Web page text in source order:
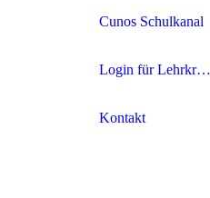
Cunos Schulkanal
Login für Lehrkräfte
Kontakt